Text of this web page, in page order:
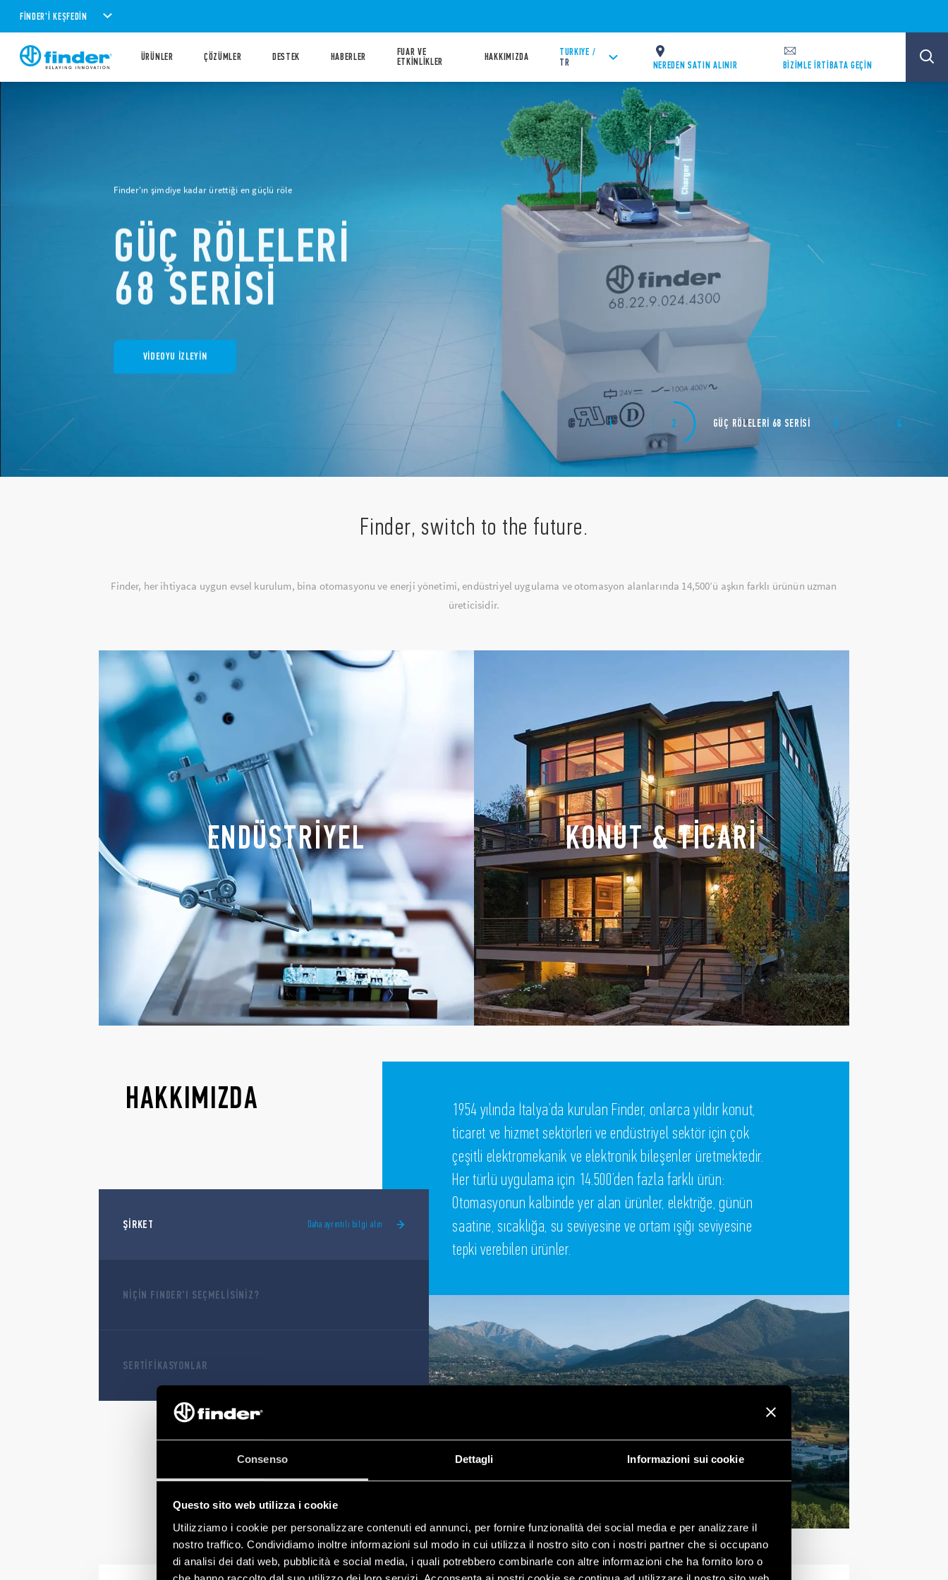
Consenso Dettagli Informazioni sui cookie
Questo sito web utilizza i cookie
Utilizziamo i cookie per personalizzare contenuti ed annunci, per fornire funzionalità dei social media e per analizzare il
nostro traffico. Condividiamo inoltre informazioni sul modo in cui utilizza il nostro sito con i nostri partner che si occupano
di analisi dei dati web, pubblicità e social media, i quali potrebbero combinarle con altre informazioni che ha fornito loro o
FINDER'I KEŞFEDIN
ÜRÜNLER ÇÖZÜMLER DESTEK HABERLER
FUAR VE
ETKİNLİKLER
HAKKIMIZDA
TURKIYE /
TR
NEREDEN SATIN ALINIR BİZİMLE İRTİBATA GEÇİN
Finder'ın şimdiye kadar ürettiği en güçlü röle
GÜÇ RÖLELERİ
68 SERİSİ
VIDEOYU IZLEYIN
1
ENDÜSTRİYEL
OTOMASYON
2 GÜÇ RÖLELERİ 68 SERİSİ 3
80.01 NFC
4
Finder, switch to the future.
Finder, her ihtiyaca uygun evsel kurulum, bina otomasyonu ve enerji yönetimi, endüstriyel uygulama ve otomasyon alanlarında 14,500’ü aşkın farklı ürünün uzman
üreticisidir.
ENDÜSTRİYEL KONUT & TİCARİ
HAKKIMIZDA
ŞİRKET Daha ayrıntılı bilgi alın
NİÇİN FINDER'I SEÇMELİSİNİZ?
SERTİFİKASYONLAR
1954 yılında İtalya’da kurulan Finder, onlarca yıldır konut,
ticaret ve hizmet sektörleri ve endüstriyel sektör için çok
çeşitli elektromekanik ve elektronik bileşenler üretmektedir.
Her türlü uygulama için 14.500’den fazla farklı ürün:
Otomasyonun kalbinde yer alan ürünler, elektriğe, günün
saatine, sıcaklığa, su seviyesine ve ortam ışığı seviyesine
tepki verebilen ürünler.